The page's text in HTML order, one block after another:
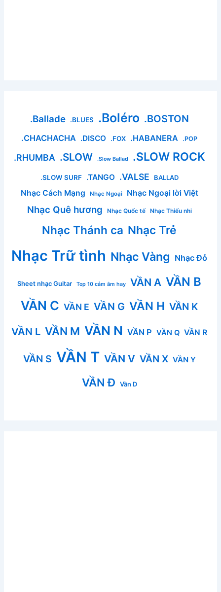
.Ballade .BLUES .Boléro .BOSTON
.CHACHACHA .DISCO .FOX .HABANERA .POP
.RHUMBA .SLOW .Slow Ballad .SLOW ROCK
.SLOW SURF .TANGO .VALSE BALLAD
Nhạc Cách Mạng Nhạc Ngoại Nhạc Ngoại lời Việt
Nhạc Quê hương Nhạc Quốc tế Nhạc Thiếu nhi
Nhạc Thánh ca Nhạc Trẻ
Nhạc Trữ tình Nhạc Vàng Nhạc Đỏ
Sheet nhạc Guitar Top 10 cảm âm hay VẦN A VẦN B
VẦN C VẦN E VẦN G VẦN H VẦN K
VẦN L VẦN M VẦN N VẦN P VẦN Q VẦN R
VẦN S VẦN T VẦN V VẦN X VẦN Y
VẦN Đ Vần D